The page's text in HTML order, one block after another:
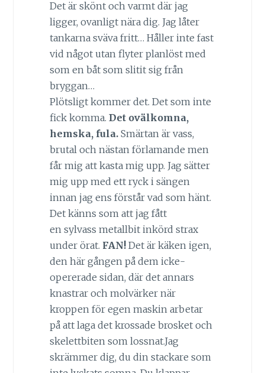
Det är skönt och varmt där jag
ligger, ovanligt nära dig. Jag låter
tankarna sväva fritt… Håller inte fast
vid något utan flyter planlöst med
som en båt som slitit sig från
bryggan…
Plötsligt kommer det. Det som inte
fick komma. Det ovälkomna,
hemska, fula.Smärtan är vass,
brutal och nästan förlamande men
får mig att kasta mig upp. Jag sätter
mig upp med ett ryck i sängen
innan jag ens förstår vad som hänt.
Det känns som att jag fått
en sylvass metallbit inkörd strax
under örat. FAN!Det är käken igen,
den här gången på dem icke-
opererade sidan, där det annars
knastrar och molvärker när
kroppen för egen maskin arbetar
på att laga det krossade brosket och
skelettbiten som lossnat.Jag
skrämmer dig, du din stackare som